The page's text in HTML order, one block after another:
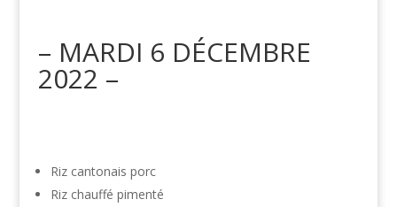
– MARDI 6 DÉCEMBRE
2022 –
Riz cantonais porc
Riz chauffé pimenté